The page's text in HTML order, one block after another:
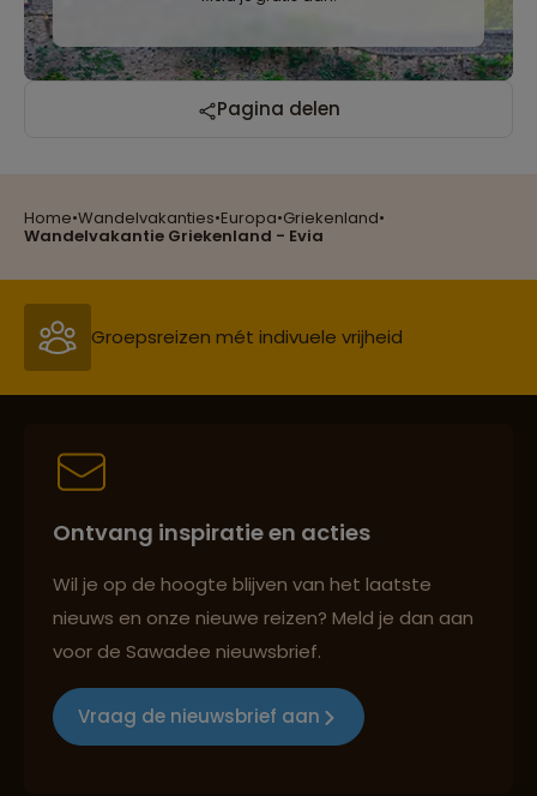
Home•Wandelvakanties•Europa•Griekenland•
Wandelvakantie Griekenland - Evia
Pagina delen
Reizen met oog voor mens, cultuur en milieu
Groepsreizen mét indivuele vrijheid
Persoonlijk en deskundig reisadvies
Best beoordeelde reisroutes
Groepsreizen mét indivuele vrijheid
Ontvang inspiratie en acties
Wil je op de hoogte blijven van het laatste
nieuws en onze nieuwe reizen? Meld je dan aan
voor de Sawadee nieuwsbrief.
Vraag de nieuwsbrief aan